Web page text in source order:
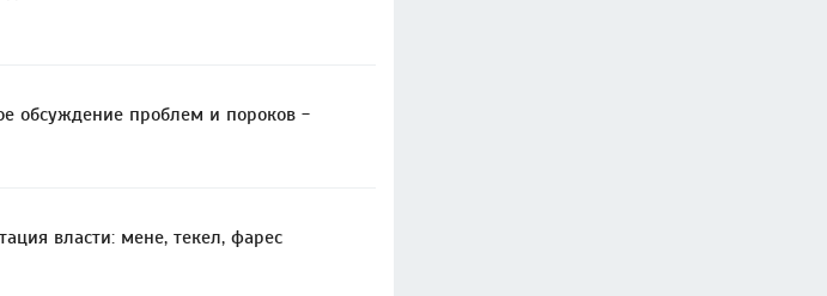
обсуждение проблем и пороков -
власти: мене, текел, фарес